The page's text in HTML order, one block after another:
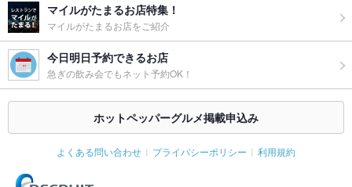
マイルがたまるお店特集！
マイルがたまるお店をご紹介
今日明日予約できるお店
急ぎの飲み会でもネット予約OK！
ホットペッパーグルメ掲載申込み
よくある問い合わせ プライバシーポリシー 利用規約